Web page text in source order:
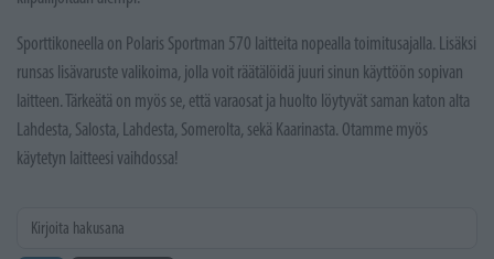
Sporttikoneella on Polaris Sportman 570 laitteita nopealla toimitusajalla. Lisäksi
runsas lisävaruste valikoima, jolla voit räätälöidä juuri sinun käyttöön sopivan
laitteen. Tärkeätä on myös se, että varaosat ja huolto löytyvät saman katon alta
Lahdesta, Salosta, Lahdesta, Somerolta, sekä Kaarinasta. Otamme myös
käytetyn laitteesi vaihdossa!
Kirjoita hakusana